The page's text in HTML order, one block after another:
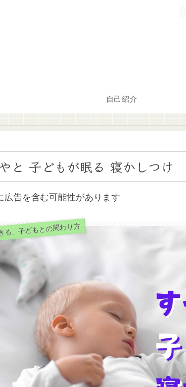
自己紹介
と 子どもが眠る 寝かしつけ
告を含む可能性があります
る、子どもとの関わり方